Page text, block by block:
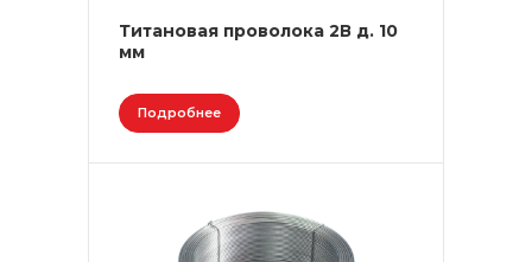
Титановая проволока 2В д. 10
мм
Подробнее